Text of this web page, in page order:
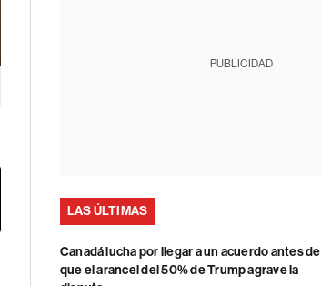
PUBLICIDAD
LAS ÚLTIMAS
Canadá lucha por llegar a un acuerdo antes de
que el arancel del 50% de Trump agrave la